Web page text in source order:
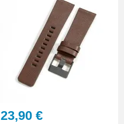
23,90 €